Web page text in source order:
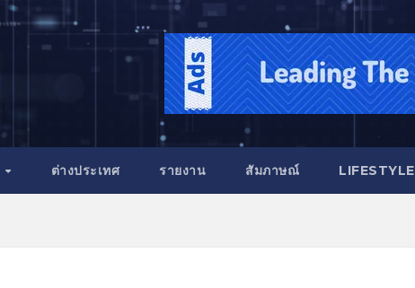
ต่างประเทศ รายงาน สัมภาษณ์ LIFESTYLE